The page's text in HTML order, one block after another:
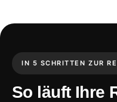
IN 5 SCHRITTEN ZUR
So läuft Ihre